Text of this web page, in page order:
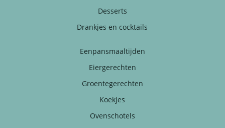
Desserts
Drankjes en cocktails
Eenpansmaaltijden
Eiergerechten
Groentegerechten
Koekjes
Ovenschotels